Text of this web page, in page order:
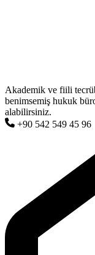
Akademik ve fiili
benimsemiş hukuk
alabilirsiniz.
+90 542 549 45 96